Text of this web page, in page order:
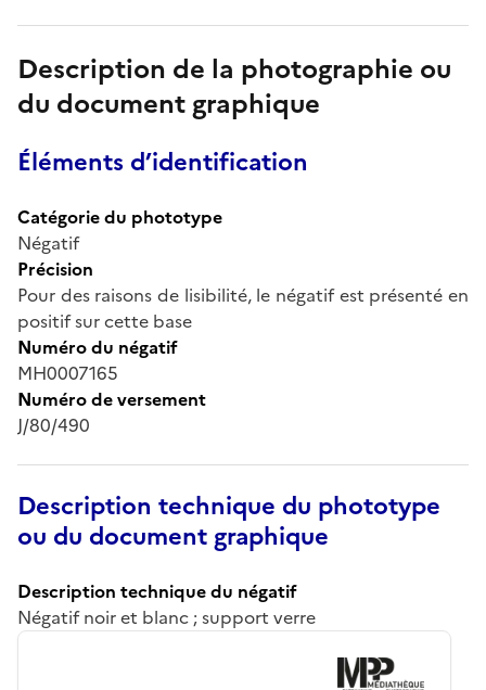
Description de la photographie ou
du document graphique
Éléments d’identification
Catégorie du phototype
Négatif
Précision
Pour des raisons de lisibilité, le négatif est présenté en
positif sur cette base
Numéro du négatif
MH0007165
Numéro de versement
J/80/490
Description technique du phototype
ou du document graphique
Description technique du négatif
Négatif noir et blanc ; support verre